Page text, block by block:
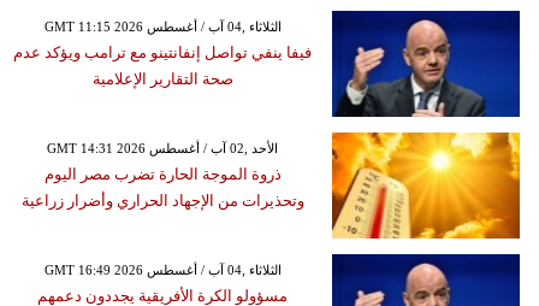
GMT 11:15 2026 الثلاثاء ,04 آب / أغسطس
فيفا ينفي تواصل إنفانتينو مع ترامب ويؤكد عدم
صحة التقارير الإعلامية
GMT 14:31 2026 الأحد ,02 آب / أغسطس
ذروة الموجة الحارة تضرب مصر اليوم
وتحذيرات من الإجهاد الحراري وأضرار زراعية
GMT 16:49 2026 الثلاثاء ,04 آب / أغسطس
مسؤولو الكرة الأفريقية يجددون دعمهم